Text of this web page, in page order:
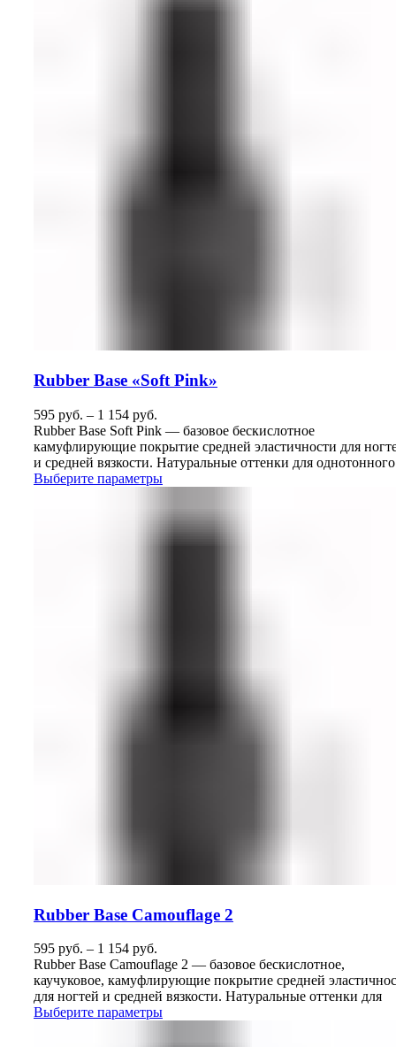
Rubber Base «Soft Pink»
595 руб. – 1 154 руб.
Rubber Base Soft Pink — базовое бескислотное
камуфлирующие покрытие средней эластичности для
и средней вязкости. Натуральные оттенки для однотонного
Выберите параметры
Rubber Base Camouflage 2
595 руб. – 1 154 руб.
Rubber Base Camouflage 2 — базовое бескислотное,
каучуковое, камуфлирующие покрытие средней
для ногтей и средней вязкости. Натуральные оттенки для
Выберите параметры